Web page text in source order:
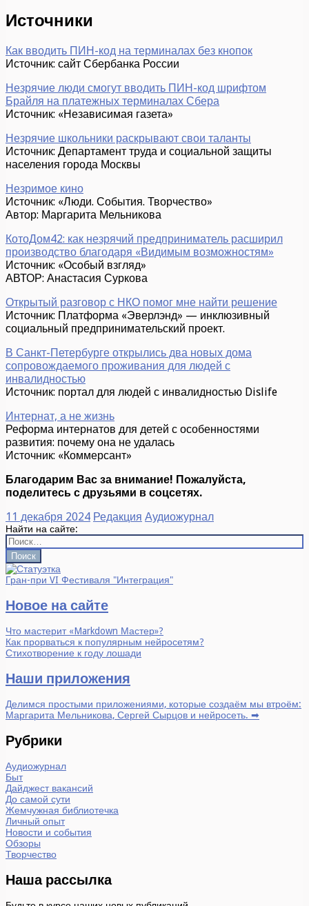
Источники
Как вводить ПИН-код на терминалах без кнопок
Источник: сайт Сбербанка России
Незрячие люди смогут вводить ПИН-код шрифтом
Брайля на платежных терминалах Сбера
Источник: «Независимая газета»
Незрячие школьники раскрывают свои таланты
Источник: Департамент труда и социальной защиты
населения города Москвы
Незримое кино
Источник: «Люди. События. Творчество»
Автор: Маргарита Мельникова
КотоДом42: как незрячий предприниматель расширил
производство благодаря «Видимым возможностям»
Источник: «Особый взгляд»
АВТОР: Анастасия Суркова
Открытый разговор с НКО помог мне найти решение
Источник: Платформа «Эверлэнд» — инклюзивный
социальный предпринимательский проект.
В Санкт-Петербурге открылись два новых дома
сопровождаемого проживания для людей с
инвалидностью
Источник: портал для людей с инвалидностью Dislife
Интернат, а не жизнь
Реформа интернатов для детей с особенностями
развития: почему она не удалась
Источник: «Коммерсант»
Благодарим Вас за внимание! Пожалуйста,
поделитесь с друзьями в соцсетях.
11 декабря 2024 Редакция Аудиожурнал
Найти на сайте:
Гран-при VI Фестиваля "Интеграция"
Новое на сайте
Что мастерит «Markdown Мастер»?
Как прорваться к популярным нейросетям?
Стихотворение к году лошади
Наши приложения
Делимся простыми приложениями, которые создаём мы втроём:
Маргарита Мельникова, Сергей Сырцов и нейросеть. ➡
Рубрики
Аудиожурнал
Быт
Дайджест вакансий
До самой сути
Жемчужная библиотечка
Личный опыт
Новости и события
Обзоры
Творчество
Наша рассылка